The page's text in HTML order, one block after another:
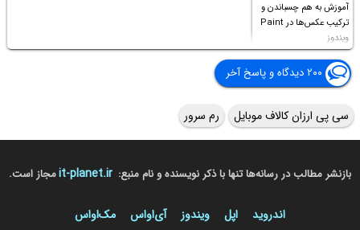
آموزش به هم چسباندن و
ترکیب عکس‌ها در Paint
ویندوز
۲۰۰ دیدگاه و پاسخ آخر
سی پی ارزان کالاف موبایل رم سرور
بازنشر مطالب در رسانه‌ها تنها با ذکر نویسنده و نام منبع: it-planet.irمجاز است.
اندروید اپل ویندوز آی‌او‌اس مک‌او‌اس